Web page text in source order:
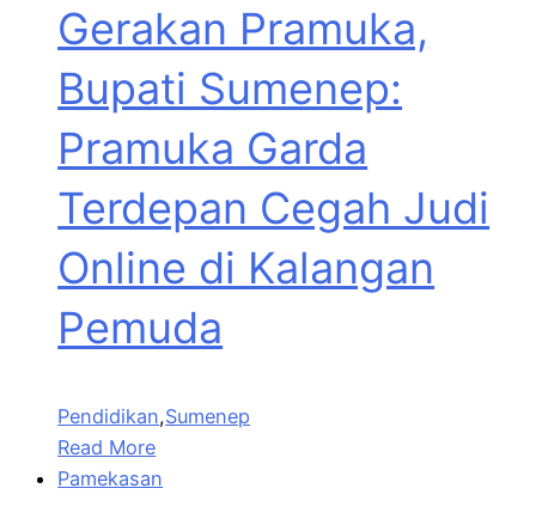
Gerakan Pramuka,
Bupati Sumenep:
Pramuka Garda
Terdepan Cegah Judi
Online di Kalangan
Pemuda
Pendidikan,Sumenep
Read More
Pamekasan